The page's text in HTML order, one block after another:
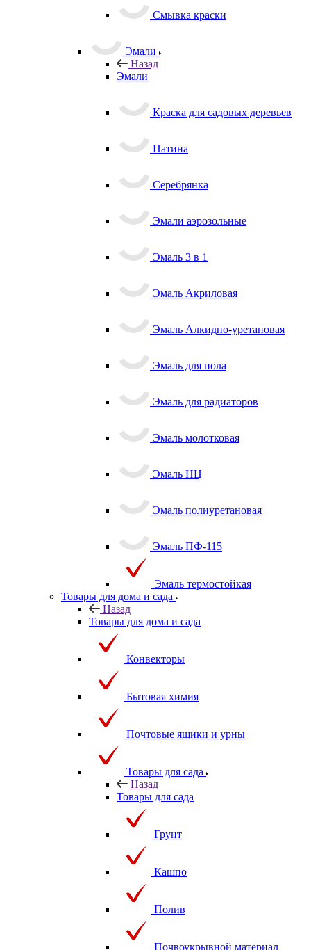
Смывка краски
Эмали
Назад
Эмали
Краска для садовых деревьев
Патина
Серебрянка
Эмали аэрозольные
Эмаль 3 в 1
Эмаль Акриловая
Эмаль Алкидно-уретановая
Эмаль для пола
Эмаль для радиаторов
Эмаль молотковая
Эмаль НЦ
Эмаль полиуретановая
Эмаль ПФ-115
Эмаль термостойкая
Товары для дома и сада
Назад
Товары для дома и сада
Конвекторы
Бытовая химия
Почтовые ящики и урны
Товары для сада
Назад
Товары для сада
Грунт
Кашпо
Полив
Почвоукрывной материал